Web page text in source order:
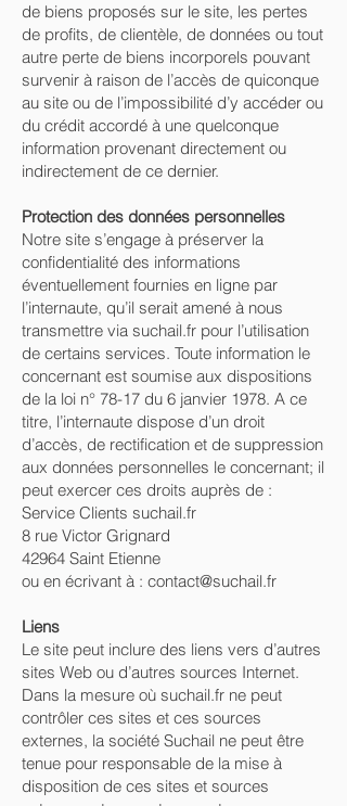
de biens proposés sur le site, les pertes
de profits, de clientèle, de données ou tout
autre perte de biens incorporels pouvant
survenir à raison de l’accès de quiconque
au site ou de l’impossibilité d’y accéder ou
du crédit accordé à une quelconque
information provenant directement ou
indirectement de ce dernier.
Protection des données personnelles
Notre site s’engage à préserver la
confidentialité des informations
éventuellement fournies en ligne par
l’internaute, qu’il serait amené à nous
transmettre via suchail.fr pour l’utilisation
de certains services. Toute information le
concernant est soumise aux dispositions
de la loi n° 78-17 du 6 janvier 1978. A ce
titre, l’internaute dispose d’un droit
d’accès, de rectification et de suppression
aux données personnelles le concernant; il
peut exercer ces droits auprès de :
Service Clients suchail.fr
8 rue Victor Grignard
42964 Saint Etienne
ou en écrivant à : contact@suchail.fr
Liens
Le site peut inclure des liens vers d’autres
sites Web ou d’autres sources Internet.
Dans la mesure où suchail.fr ne peut
contrôler ces sites et ces sources
externes, la société Suchail ne peut être
tenue pour responsable de la mise à
disposition de ces sites et sources